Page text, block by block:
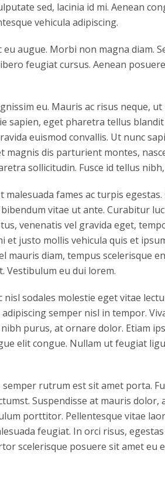
sed, lacinia id mi. Aenean
vehicula adipiscing.
augue. Morbi non magna diam.
feugiat cursus. Aenean
eu. Mauris ac risus neque,
sapien, eget pharetra tellus
euismod convallis. Ut nunc
magnis dis parturient montes,
sollicitudin. Fusce id tellus
fames ac turpis
vitae ut ante. Curabitur
venenatis vel gravida eget,
justo mollis vehicula quis et
mauris diam, tempus scelerisque
Vestibulum eu dui lorem.
sodales molestie eget vitae
semper nisl in tempor.
purus, at ornare dolor. Etiam
elit congue. Nullam ut feugiat
rutrum est sit amet porta.
Suspendisse at mauris dolor,
porttitor. Pellentesque vitae
feugiat. In orci risus,
scelerisque posuere sit amet eu